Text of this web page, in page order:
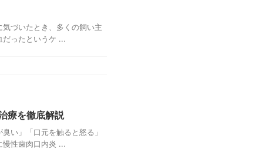
づいたとき、多くの飼い主
だったというケ ...
療を徹底解説
い」「口元を触ると怒る」
性歯肉口内炎 ...